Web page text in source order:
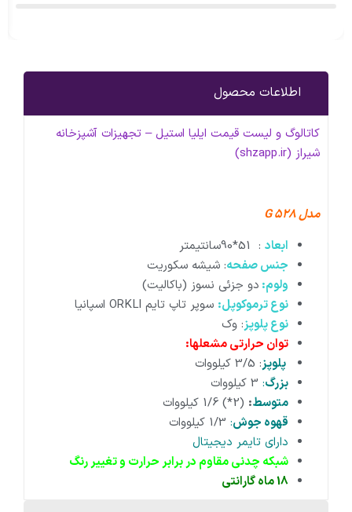
اطلاعات محصول
کاتالوگ و لیست قیمت ایلیا استیل – تجهیزات آشپزخانه
شیراز (shzapp.ir)
مدل G 528
ابعاد : 51*90سانتیمتر
جنس صفحه: شیشه سکوریت
ولوم: دو جزئی نسوز (باکالیت)
نوع ترموکوپل: سوپر تاپ تایم ORKLI اسپانیا
نوع پلوپز: وک
توان حرارتی مشعلها:
پلوپز: 3/5 کیلووات
بزرگ:
متوسط: (2*) 1/6 کیلووات
قهوه جوش:
دارای تایمر دیجیتال
شبکه چدنی مقاوم در برابر حرارت و تغییر رنگ
18 ماه گارانتی